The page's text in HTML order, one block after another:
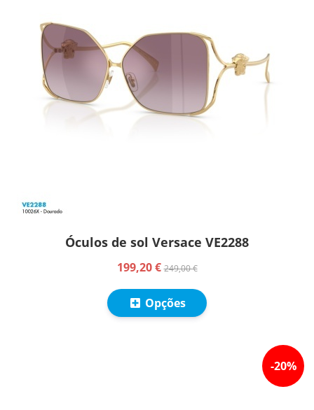
Óculos de sol Versace VE2288
199,20 €249,00 €
Opções
-20%